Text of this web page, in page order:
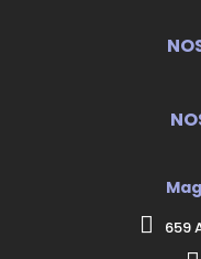
659